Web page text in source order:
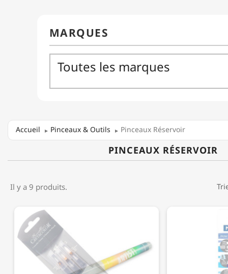
Accueil Pinceaux & Outils Pinceaux Réservoir
PINCEAUX RÉSERVOIR
Il y a 9 produits.